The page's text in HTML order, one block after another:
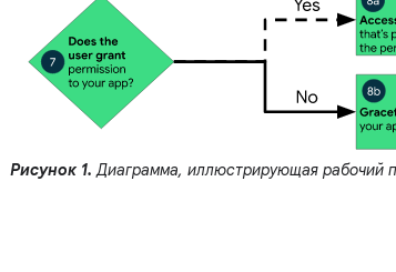
Рисунок 1. Диаграмма, иллюстрирующая рабочий